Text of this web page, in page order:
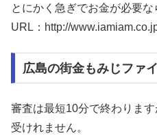
とにかく急ぎでお金が必要な
URL：http://
広島の街金もみじファ
審査は最短10分で終わりま
受けれません。